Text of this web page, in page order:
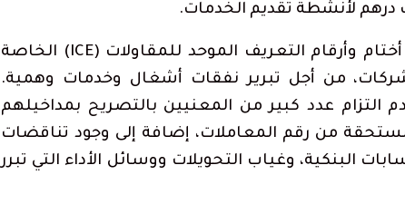
كما رصدت مصالح المراقبة استغلال أختام وأرقام التعريف الموحد للمقاولات (ICE) الخاصة
من أجل تبرير نفقات أشغال وخدمات وهمية.
التزام عدد كبير من المعنيين بالتصريح بمداخيلهم
من رقم المعاملات، إضافة إلى وجود تناقضات
البنكية، وغياب التحويلات ووسائل الأداء التي تبرر